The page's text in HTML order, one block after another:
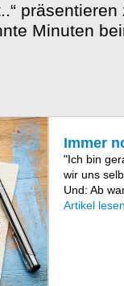
Minuten
Immer
"Ich bin
wir uns
Und: Ab
Artikel